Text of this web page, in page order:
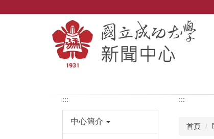
:::
中心簡介
:::
首頁